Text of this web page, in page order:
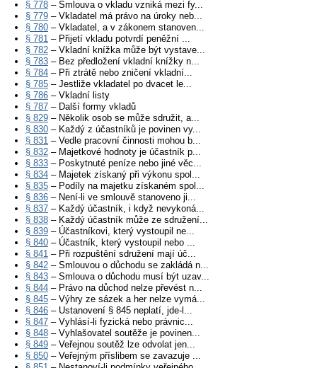
§ 778 – Smlouva o vkladu vzniká mezi fy...
§ 779 – Vkladatel má právo na úroky neb...
§ 780 – Vkladatel, a v zákonem stanoven...
§ 781 – Přijetí vkladu potvrdí peněžní ...
§ 782 – Vkladní knížka může být vystave...
§ 783 – Bez předložení vkladní knížky n...
§ 784 – Při ztrátě nebo zničení vkladní...
§ 785 – Jestliže vkladatel po dvacet le...
§ 786 – Vkladní listy
§ 787 – Další formy vkladů
§ 829 – Několik osob se může sdružit, a...
§ 830 – Každý z účastníků je povinen vy...
§ 831 – Vedle pracovní činnosti mohou b...
§ 832 – Majetkové hodnoty je účastník p...
§ 833 – Poskytnuté peníze nebo jiné věc...
§ 834 – Majetek získaný při výkonu spol...
§ 835 – Podíly na majetku získaném spol...
§ 836 – Není-li ve smlouvě stanoveno ji...
§ 837 – Každý účastník, i když nevykoná...
§ 838 – Každý účastník může ze sdružení...
§ 839 – Účastníkovi, který vystoupil ne...
§ 840 – Účastník, který vystoupil nebo ...
§ 841 – Při rozpuštění sdružení mají úč...
§ 842 – Smlouvou o důchodu se zakládá n...
§ 843 – Smlouva o důchodu musí být uzav...
§ 844 – Právo na důchod nelze převést n...
§ 845 – Výhry ze sázek a her nelze vymá...
§ 846 – Ustanovení § 845 neplatí, jde-l...
§ 847 – Vyhlásí-li fyzická nebo právnic...
§ 848 – Vyhlašovatel soutěže je povinen...
§ 849 – Veřejnou soutěž lze odvolat jen...
§ 850 – Veřejným příslibem se zavazuje ...